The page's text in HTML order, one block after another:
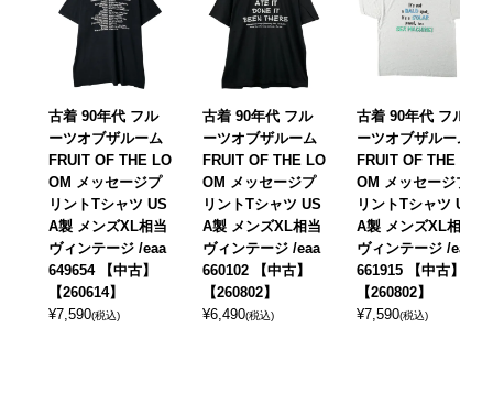
古着 90年代 フル
ーツオブザルーム
FRUIT OF THE LO
OM メッセージプ
リントTシャツ US
A製 メンズXL相当
ヴィンテージ /eaa
649654 【中古】
【260614】
¥7,590(税込)
古着 90年代 フル
ーツオブザルーム
FRUIT OF THE LO
OM メッセージプ
リントTシャツ US
A製 メンズXL相当
ヴィンテージ /eaa
660102 【中古】
【260802】
¥6,490(税込)
古着 90年代 フル
ーツオブザルーム
FRUIT OF THE LO
OM メッセージプ
リントTシャツ US
A製 メンズXL相当
ヴィンテージ /eaa
661915 【中古】
【260802】
¥7,590(税込)